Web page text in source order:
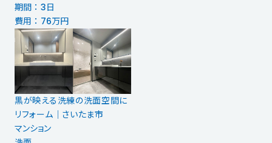
期間 ： 3日
費用 ： 76万円
黒が映える洗練の洗面空間に
リフォーム｜さいたま市
マンション